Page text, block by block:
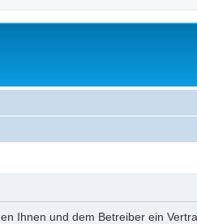
Ihnen und dem Betreiber ein